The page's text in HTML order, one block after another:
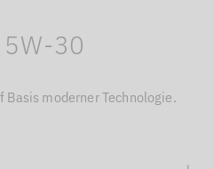
5W-30
moderner Technologie.